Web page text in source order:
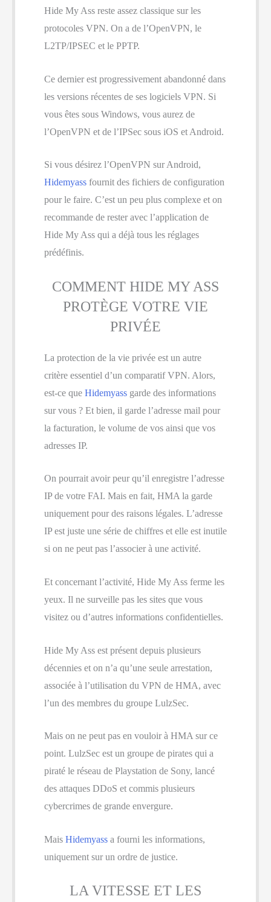
Hide My Ass reste assez classique sur les
protocoles VPN. On a de l’OpenVPN, le
L2TP/IPSEC et le PPTP.
Ce dernier est progressivement abandonné dans
les versions récentes de ses logiciels VPN. Si
vous êtes sous Windows, vous aurez de
l’OpenVPN et de l’IPSec sous iOS et Android.
Si vous désirez l’OpenVPN sur Android,
Hidemyass fournit des fichiers de configuration
pour le faire. C’est un peu plus complexe et on
recommande de rester avec l’application de
Hide My Ass qui a déjà tous les réglages
prédéfinis.
COMMENT HIDE MY ASS
PROTÈGE VOTRE VIE
PRIVÉE
La protection de la vie privée est un autre
critère essentiel d’un comparatif VPN. Alors,
est-ce que Hidemyass garde des informations
sur vous ? Et bien, il garde l’adresse mail pour
la facturation, le volume de vos ainsi que vos
adresses IP.
On pourrait avoir peur qu’il enregistre l’adresse
IP de votre FAI. Mais en fait, HMA la garde
uniquement pour des raisons légales. L’adresse
IP est juste une série de chiffres et elle est inutile
si on ne peut pas l’associer à une activité.
Et concernant l’activité, Hide My Ass ferme les
yeux. Il ne surveille pas les sites que vous
visitez ou d’autres informations confidentielles.
Hide My Ass est présent depuis plusieurs
décennies et on n’a qu’une seule arrestation,
associée à l’utilisation du VPN de HMA, avec
l’un des membres du groupe LulzSec.
Mais on ne peut pas en vouloir à HMA sur ce
point. LulzSec est un groupe de pirates qui a
piraté le réseau de Playstation de Sony, lancé
des attaques DDoS et commis plusieurs
cybercrimes de grande envergure.
Mais Hidemyass a fourni les informations,
uniquement sur un ordre de justice.
LA VITESSE ET LES